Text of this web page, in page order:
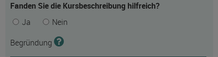
Fanden Sie die Kursbeschreibung hilfreich?
Ja
Nein
Begründung